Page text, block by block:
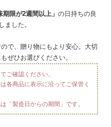
期限が2週間以上」 の日持ちの良
ました。
で、贈り物にもより安心。大切
ぜひお選びください。
ご確認ください。
各商品に表示に沿ってご保管く
「製造日からの期間」です。